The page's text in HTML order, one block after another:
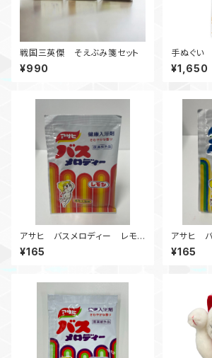
戦国三英傑 そえぶみ箋セット
¥990
手ぬぐい
¥1,650
アサヒ バスメロディー レモ
ン 個包装 LIBRETTO限定
¥165
アサヒ
ず 個包
¥165